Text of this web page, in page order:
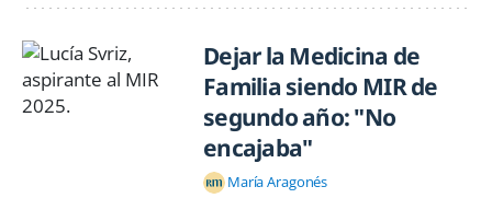
Dejar la Medicina de
Familia siendo MIR de
segundo año: "No
encajaba"
María Aragonés